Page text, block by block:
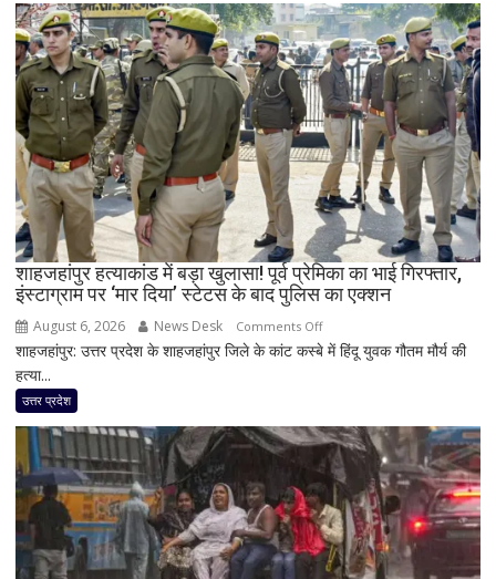
साल
18
करोड़
की
दान
चोरी
का
दावा,
राज
ठाकरे
ने
राम
का
पीएम
मोदी
से
उठाई
बड़ी
मांग
शाहजहांपुर हत्याकांड में बड़ा खुलासा! पूर्व प्रेमिका का भाई गिरफ्तार,
इंस्टाग्राम पर ‘मार दिया’ स्टेटस के बाद पुलिस का एक्शन
August 6, 2026 News Desk Comments Offon
शाहजहांपुर
बड़ा
खुलासा!
पूर्व
प्रेमिका
का
भाई
गिरफ्तार,
शाहजहांपुर: उत्तर प्रदेश के शाहजहांपुर जिले के कांट कस्बे में हिंदू युवक गौतम मौर्य की
हत्या...
उत्तर प्रदेश